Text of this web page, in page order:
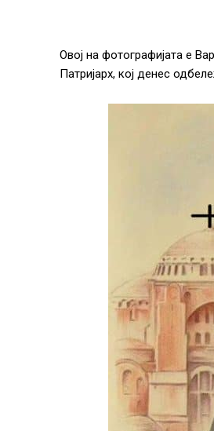
Овој на фотографијата е
Патријарх, кој денес